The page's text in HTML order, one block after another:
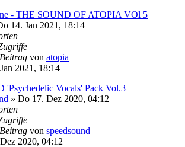
- THE SOUND OF ATOPIA VOl 5
14. Jan 2021, 18:14
von atopia
2021, 18:14
'Psychedelic Vocals' Pack Vol.3
» Do 17. Dez 2020, 04:12
von speedsound
2020, 04:12